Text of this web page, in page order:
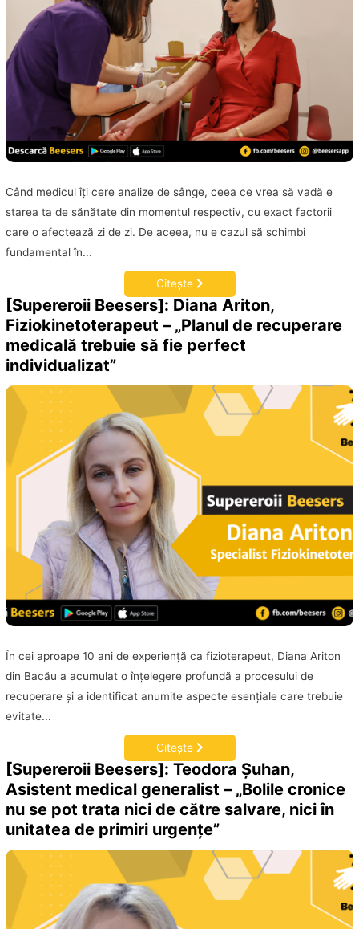
Când medicul îţi cere analize de sânge, ceea ce vrea să vadă e
starea ta de sănătate din momentul respectiv, cu exact factorii
care o afectează zi de zi. De aceea, nu e cazul să schimbi
fundamental în...
Citește
[Supereroii Beesers]: Diana Ariton,
Fiziokinetoterapeut – „Planul de recuperare
medicală trebuie să fie perfect
individualizat”
În cei aproape 10 ani de experienţă ca fizioterapeut, Diana Ariton
din Bacău a acumulat o înţelegere profundă a procesului de
recuperare şi a identificat anumite aspecte esenţiale care trebuie
evitate...
Citește
[Supereroii Beesers]: Teodora Șuhan,
Asistent medical generalist – „Bolile cronice
nu se pot trata nici de către salvare, nici în
unitatea de primiri urgenţe”